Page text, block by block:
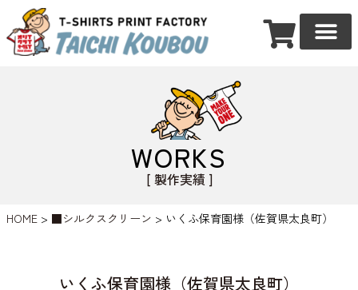
WORKS
[ 製作実績 ]
HOME > ■シルクスクリーン > いくふ保育園様（佐賀県太良町）
いくふ保育園様（佐賀県太良町）